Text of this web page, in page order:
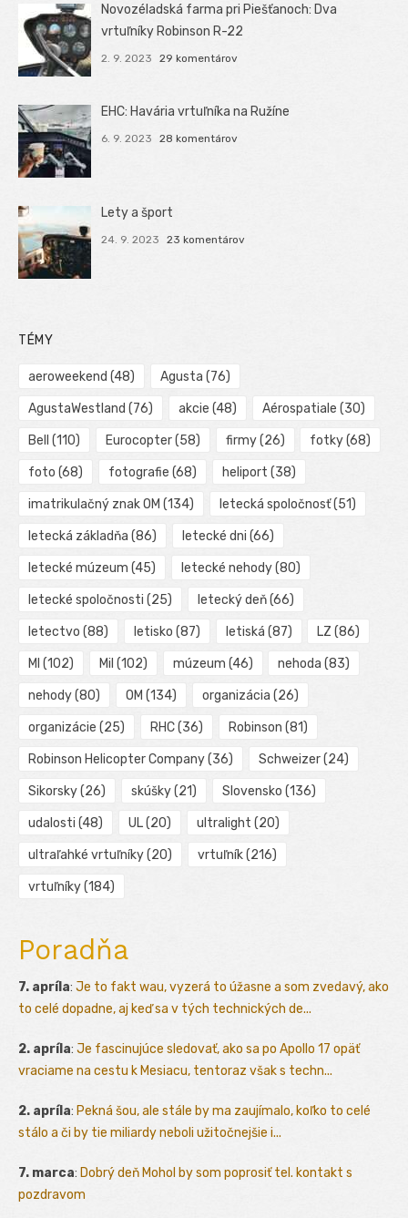
Novozéladská farma pri Piešťanoch: Dva
vrtuľníky Robinson R-22
2. 9. 2023 29 komentárov
EHC: Havária vrtuľníka na Ružíne
6. 9. 2023 28 komentárov
Lety a šport
24. 9. 2023 23 komentárov
TÉMY
aeroweekend (48) Agusta (76)
AgustaWestland (76) akcie (48) Aérospatiale (30)
Bell (110) Eurocopter(58) firmy(26) fotky(68)
foto (68) fotografie (68) heliport (38)
imatrikulačný znak OM (134) letecká spoločnosť(51)
letecká základňa (86) letecké dni (66)
letecké múzeum (45) letecké nehody(80)
letecké spoločnosti (25) letecký deň(66)
letectvo (88) letisko (87) letiská (87) LZ (86)
MI (102) Mil (102) múzeum (46) nehoda (83)
nehody(80) OM (134) organizácia (26)
organizácie (25) RHC(36) Robinson (81)
Robinson Helicopter Company(36) Schweizer(24)
Sikorsky(26) skúšky(21) Slovensko (136)
udalosti (48) UL(20) ultralight (20)
ultraľahké vrtuľníky(20) vrtuľník(216)
vrtuľníky(184)
Poradňa
7. apríla: Je to fakt wau, vyzerá to úžasne a som zvedavý, ako
to celé dopadne, aj keď sa v tých technických de...
2. apríla: Je fascinujúce sledovať, ako sa po Apollo 17 opäť
vraciame na cestu k Mesiacu, tentoraz však s techn...
2. apríla: Pekná šou, ale stále by ma zaujímalo, koľko to celé
stálo a či by tie miliardy neboli užitočnejšie i...
7. marca: Dobrý deň Mohol by som poprosiť tel. kontakt s
pozdravom